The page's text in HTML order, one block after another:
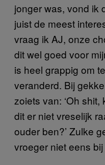
jonger was, vond ik
juist de meest
vraag ik AJ, onze
dit wel goed voor
is heel grappig om
veranderd. Bij
zoiets van: ‘Oh
dit er niet vreselijk
ouder ben?’ Zulke
vroeger niet eens